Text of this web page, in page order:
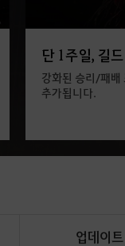
단 1주일, 길
강화된 승리/패배
추가됩니다.
업데이트